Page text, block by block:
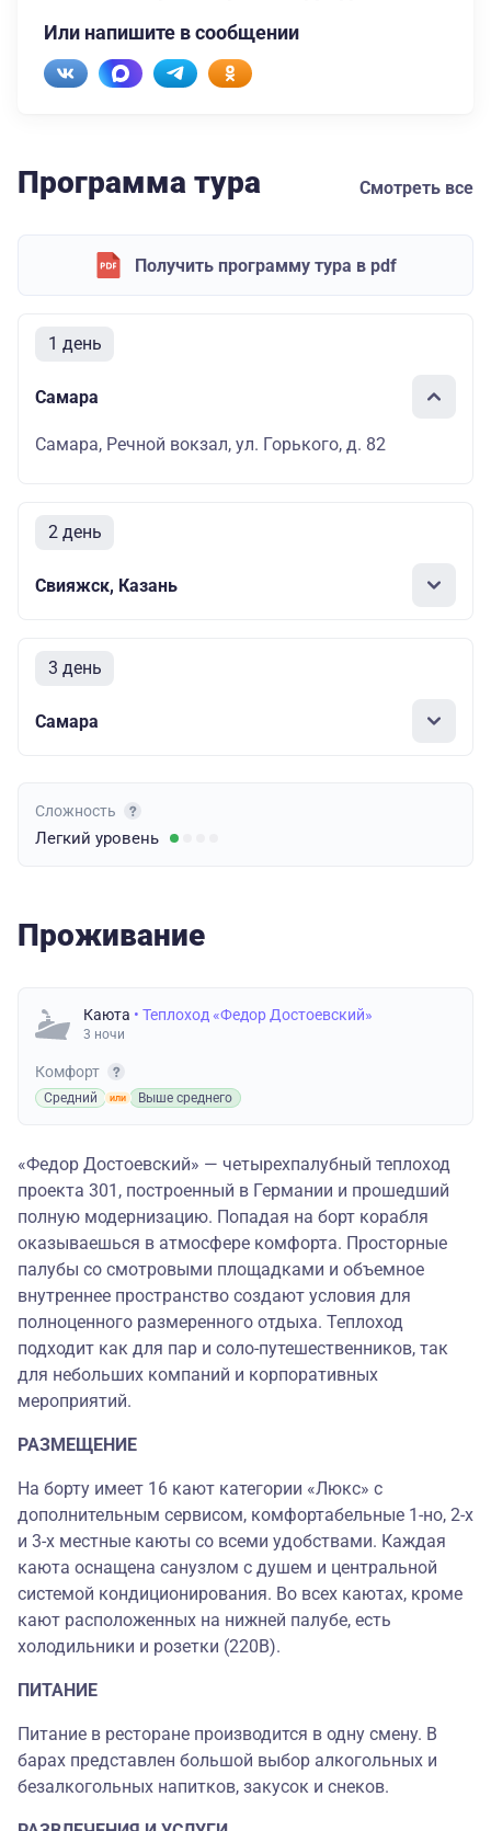
Или напишите в сообщении
Программа тура Смотреть все
Получить программу тура в pdf
1 день
Самара
Самара, Речной вокзал, ул. Горького, д. 82
2 день
Свияжск, Казань
3 день
Самара
Сложность
Легкий уровень
Проживание
Каюта • Теплоход «Федор Достоевский»
3 ночи
Комфорт
Средний Выше среднего
«Федор Достоевский» — четырехпалубный теплоход
проекта 301, построенный в Германии и прошедший
полную модернизацию. Попадая на борт корабля
оказываешься в атмосфере комфорта. Просторные
палубы со смотровыми площадками и объемное
внутреннее пространство создают условия для
полноценного размеренного отдыха. Теплоход
подходит как для пар и соло-путешественников, так
для небольших компаний и корпоративных
мероприятий.
РАЗМЕЩЕНИЕ
На борту имеет 16 кают категории «Люкс» с
дополнительным сервисом, комфортабельные 1-но, 2-х
и 3-х местные каюты со всеми удобствами. Каждая
каюта оснащена санузлом с душем и центральной
системой кондиционирования. Во всех каютах, кроме
кают расположенных на нижней палубе, есть
холодильники и розетки (220В).
ПИТАНИЕ
Питание в ресторане производится в одну смену. В
барах представлен большой выбор алкогольных и
безалкогольных напитков, закусок и снеков.